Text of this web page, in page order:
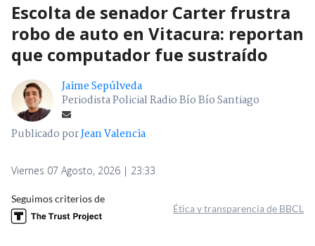
Escolta de senador Carter frustra
robo de auto en Vitacura: reportan
que computador fue sustraído
Jaime Sepúlveda
Periodista Policial Radio Bío Bío Santiago
Publicado porJean Valencia
Viernes 07 Agosto, 2026 | 23:33
Seguimos criterios de
Ética y transparencia de BBCL